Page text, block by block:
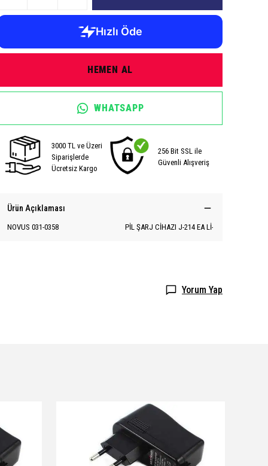
HEMEN AL
WHATSAPP
3000 TL ve Üzeri
Siparişlerde
Ücretsiz Kargo
256 Bit SSL ile
Güvenli Alışveriş
Ürün Açıklaması
NOVUS 031-0358 PİL ŞARJ CİHAZI J-214 EA Lİ-ION
Yorum Yap